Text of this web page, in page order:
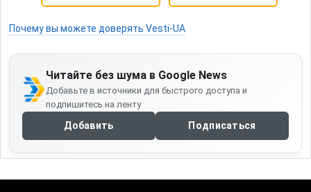
Почему вы можете доверять Vesti-UA
Читайте без шума в Google News
Добавьте в источники для быстрого доступа и
подпишитесь на ленту
Добавить Подписаться